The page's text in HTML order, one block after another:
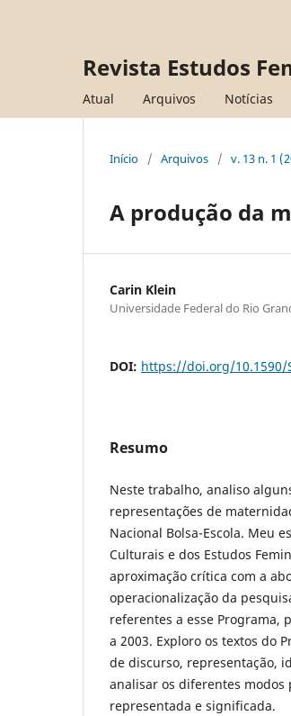
Revista Estudos
Atual Arquivos Notícias
Início / Arquivos / v. 13 n. 1
A produção da
Carin Klein
Universidade Federal do Rio
DOI: https://doi.org/10.1590/
Resumo
Neste trabalho, analiso
representações de
Nacional Bolsa-Escola. Meu
Culturais e dos Estudos
aproximação crítica com a
operacionalização da
referentes a esse Programa,
a 2003. Exploro os textos do
de discurso, representação,
analisar os diferentes
representada e significada.